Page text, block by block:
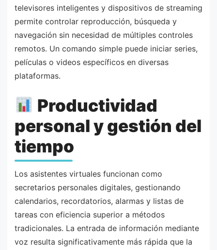
televisores inteligentes y dispositivos de streaming
permite controlar reproducción, búsqueda y
navegación sin necesidad de múltiples controles
remotos. Un comando simple puede iniciar series,
películas o videos específicos en diversas
plataformas.
Productividad
personal y gestión del
tiempo
Los asistentes virtuales funcionan como
secretarios personales digitales, gestionando
calendarios, recordatorios, alarmas y listas de
tareas con eficiencia superior a métodos
tradicionales. La entrada de información mediante
voz resulta significativamente más rápida que la